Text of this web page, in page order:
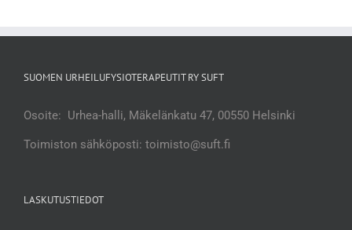
SUOMEN URHEILUFYSIOTERAPEUTIT RY SUFT
Osoite: Urhea-halli, Mäkelänkatu 47, 00550 Helsinki
Toimiston sähköposti: toimisto@suft.fi
LASKUTUSTIEDOT